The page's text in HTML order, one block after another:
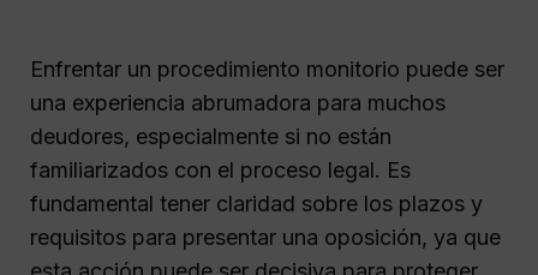
Enfrentar un procedimiento monitorio puede ser
una experiencia abrumadora para muchos
deudores, especialmente si no están
familiarizados con el proceso legal. Es
fundamental tener claridad sobre los plazos y
requisitos para presentar una oposición, ya que